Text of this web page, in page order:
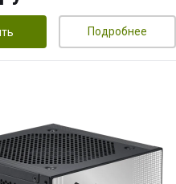
Подробнее